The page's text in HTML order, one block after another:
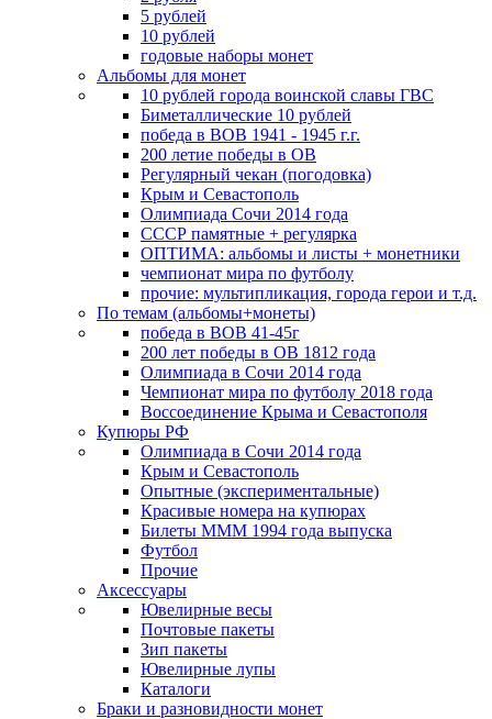
5 рублей
10 рублей
годовые наборы монет
Альбомы для монет
10 рублей города воинской славы ГВС
Биметаллические 10 рублей
победа в ВОВ 1941 - 1945 г.г.
200 летие победы в ОВ
Регулярный чекан (погодовка)
Крым и Севастополь
Олимпиада Сочи 2014 года
СССР памятные + регулярка
ОПТИМА: альбомы и листы + монетники
чемпионат мира по футболу
прочие: мультипликация, города герои и т.д.
По темам (альбомы+монеты)
победа в ВОВ 41-45г
200 лет победы в ОВ 1812 года
Олимпиада в Сочи 2014 года
Чемпионат мира по футболу 2018 года
Воссоединение Крыма и Севастополя
Купюры РФ
Олимпиада в Сочи 2014 года
Крым и Севастополь
Опытные (экспериментальные)
Красивые номера на купюрах
Билеты МММ 1994 года выпуска
Футбол
Прочие
Аксессуары
Ювелирные весы
Почтовые пакеты
Зип пакеты
Ювелирные лупы
Каталоги
Браки и разновидности монет